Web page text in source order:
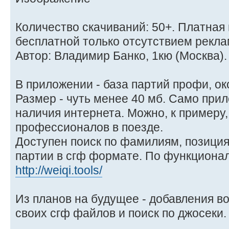
Количество скачиваний: 50+. Платная
бесплатной только отсутствием
Автор: Владимир Банко, 1кю (Москва).
В приложении - база партий профи,
Размер - чуть менее 40 мб. Само
наличия интернета. Можно, к
профессионалов в поезде.
Доступен поиск по фамилиям,
партии в сгф формате. По
http://weiqi.tools/
Из планов на будущее - добавления
своих сгф файлов и поиск по джосеки.